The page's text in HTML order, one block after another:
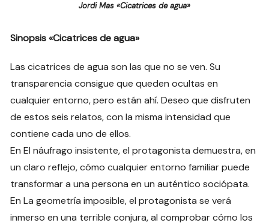
Jordi Mas «Cicatrices de agua»
Sinopsis «Cicatrices de agua»
Las cicatrices de agua son las que no se ven. Su
transparencia consigue que queden ocultas en
cualquier entorno, pero están ahí. Deseo que disfruten
de estos seis relatos, con la misma intensidad que
contiene cada uno de ellos.
En El náufrago insistente, el protagonista demuestra, en
un claro reflejo, cómo cualquier entorno familiar puede
transformar a una persona en un auténtico sociópata.
En La geometría imposible, el protagonista se verá
inmerso en una terrible conjura, al comprobar cómo los